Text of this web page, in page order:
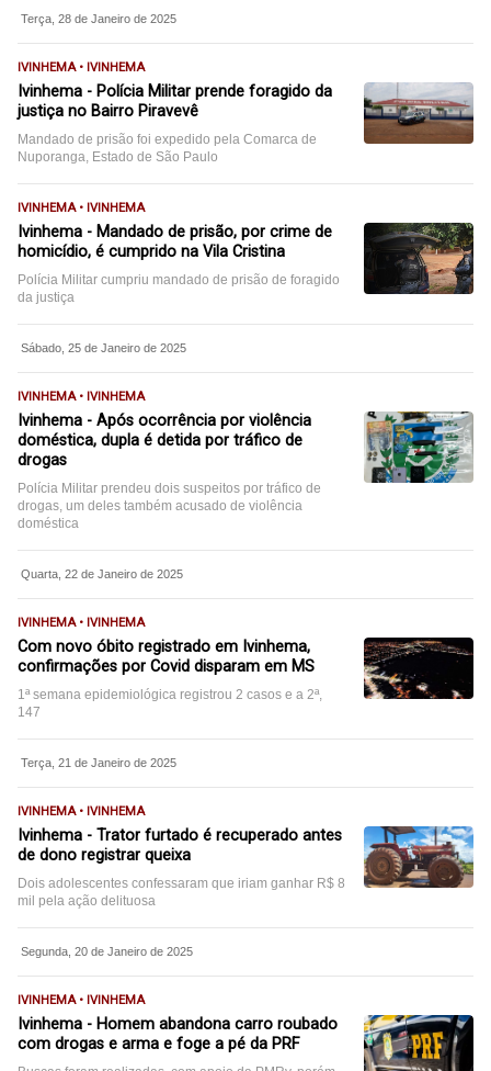
Terça, 28 de Janeiro de 2025
IVINHEMA • IVINHEMA
Ivinhema - Polícia Militar prende foragido da
justiça no Bairro Piravevê
Mandado de prisão foi expedido pela Comarca de
Nuporanga, Estado de São Paulo
IVINHEMA • IVINHEMA
Ivinhema - Mandado de prisão, por crime de
homicídio, é cumprido na Vila Cristina
Polícia Militar cumpriu mandado de prisão de foragido
da justiça
Sábado, 25 de Janeiro de 2025
IVINHEMA • IVINHEMA
Ivinhema - Após ocorrência por violência
doméstica, dupla é detida por tráfico de
drogas
Polícia Militar prendeu dois suspeitos por tráfico de
drogas, um deles também acusado de violência
doméstica
Quarta, 22 de Janeiro de 2025
IVINHEMA • IVINHEMA
Com novo óbito registrado em Ivinhema,
confirmações por Covid disparam em MS
1ª semana epidemiológica registrou 2 casos e a 2ª,
147
Terça, 21 de Janeiro de 2025
IVINHEMA • IVINHEMA
Ivinhema - Trator furtado é recuperado antes
de dono registrar queixa
Dois adolescentes confessaram que iriam ganhar R$ 8
mil pela ação delituosa
Segunda, 20 de Janeiro de 2025
IVINHEMA • IVINHEMA
Ivinhema - Homem abandona carro roubado
com drogas e arma e foge a pé da PRF